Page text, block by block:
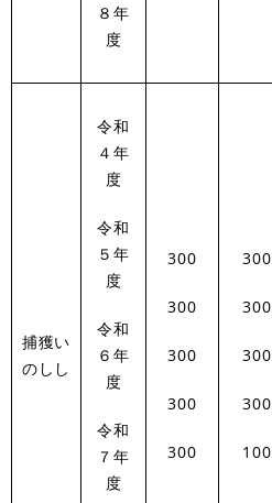
８年
度
捕獲い
のしし
令和
４年
度
令和
５年
度
令和
６年
度
令和
７年
度
300
300
300
300
300
300
300
300
300
100